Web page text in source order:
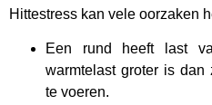
Hittestress kan vele oorzaken
Een rund heeft last
warmtelast groter is dan
te voeren.